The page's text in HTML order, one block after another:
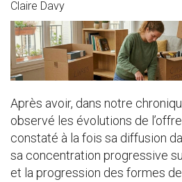
Claire Davy
Après avoir, dans notre
observé les évolutions de
constaté à la fois sa diffusion
sa concentration progressive
et la progression des formes